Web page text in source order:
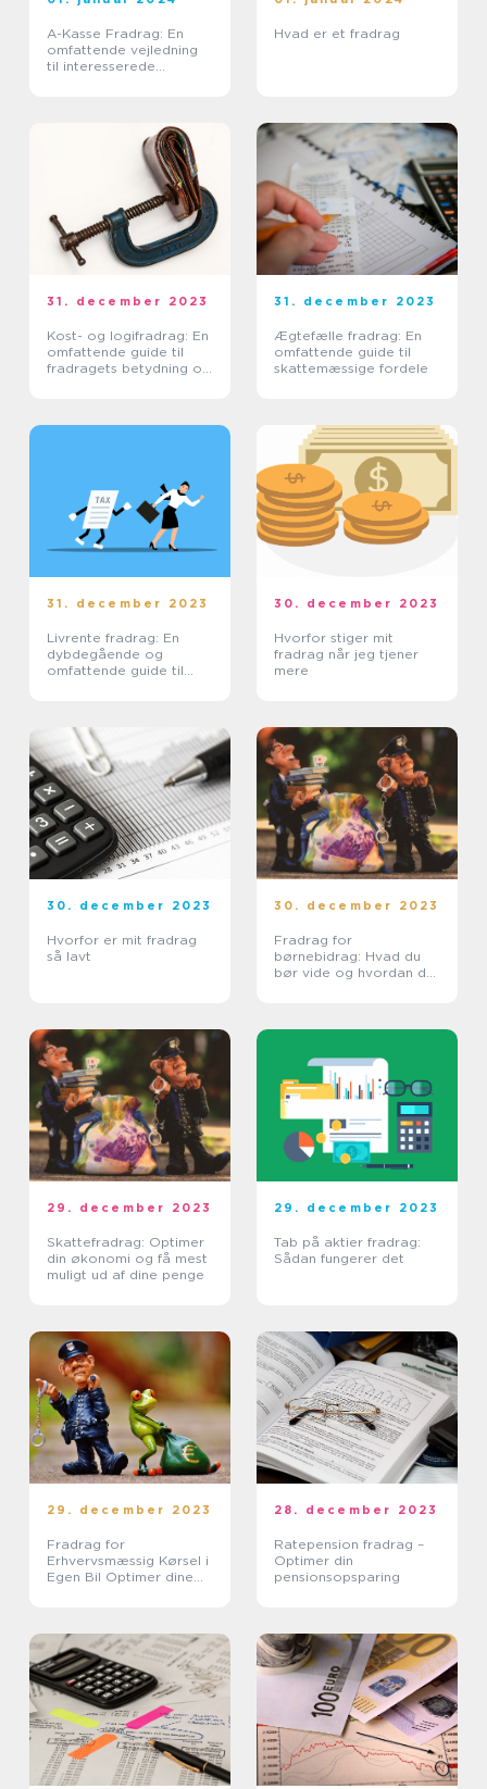
A-Kasse Fradrag: En
omfattende vejledning
til interesserede
Hvad er et fradrag
31. december 2023
Kost- og logifradrag: En
omfattende guide til
fradragets betydning og
31. december 2023
Ægtefælle fradrag: En
omfattende guide til
skattemæssige fordele
31. december 2023
Livrente fradrag: En
dybdegående og
omfattende guide til
30. december 2023
Hvorfor stiger mit
fradrag når jeg tjener
mere
30. december 2023
Hvorfor er mit fradrag
så lavt
30. december 2023
Fradrag for
børnebidrag: Hvad du
bør vide og hvordan det
29. december 2023
Skattefradrag: Optimer
din økonomi og få mest
muligt ud af dine penge
29. december 2023
Tab på aktier fradrag:
Sådan fungerer det
29. december 2023
Fradrag for
Erhvervsmæssig Kørsel i
Egen Bil Optimer dine
28. december 2023
Ratepension fradrag –
Optimer din
pensionsopsparing